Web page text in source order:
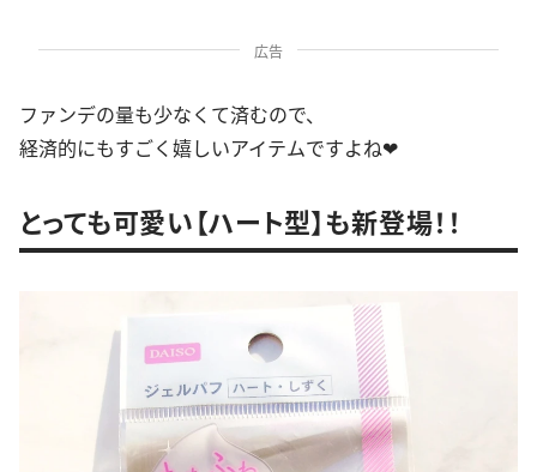
広告
ファンデの量も少なくて済むので、
経済的にもすごく嬉しいアイテムですよね❤
とっても可愛い【ハート型】も新登場！！